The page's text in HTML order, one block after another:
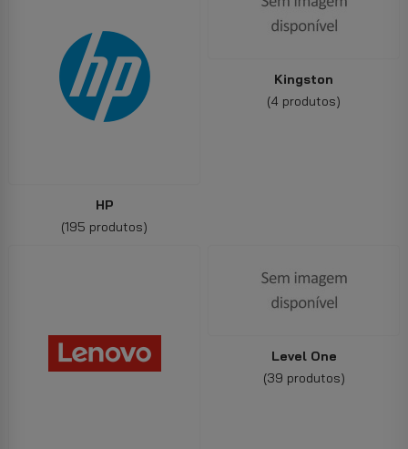
HP
(195 produtos)
Kingston
(4 produtos)
Level One
(39 produtos)